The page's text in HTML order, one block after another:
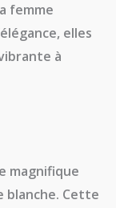
femme
elles
à
magnifique
blanche. Cette